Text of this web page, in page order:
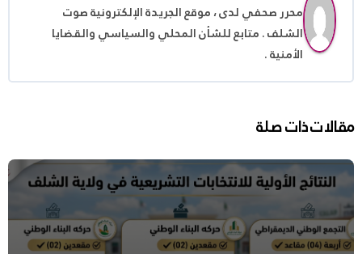
محرر صحفي لدى ، موقع الجريدة الإلكترونية صوت
الشلف . متابع للشأن المحلي والسياسي والقضايا
الأمنية .
مقالات ذات صلة